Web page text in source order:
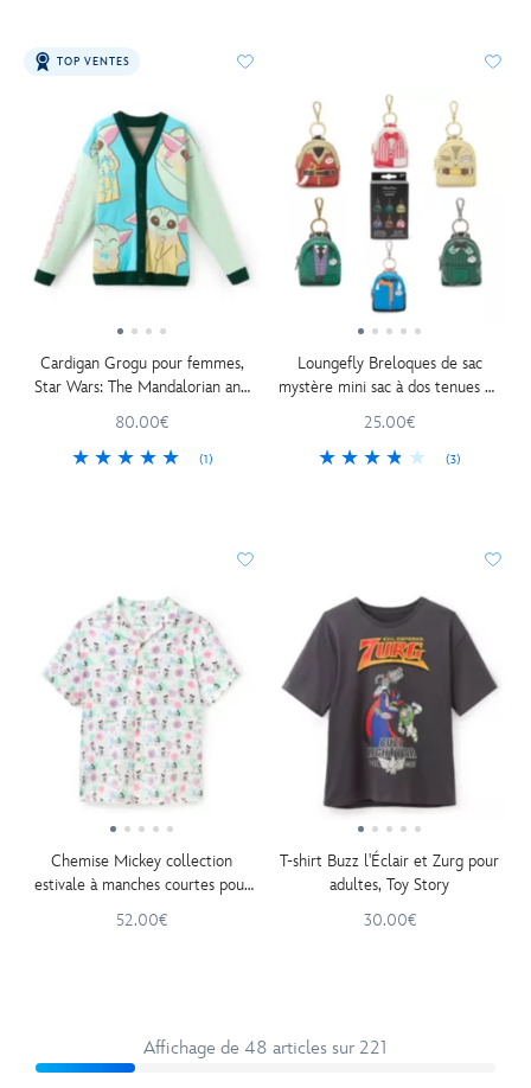
TOP VENTES
Cardigan Grogu pour femmes,
Star Wars: The Mandalorian and
80.00€
(1)
Loungefly Breloques de sac
mystère mini sac à dos tenues de
25.00€
(3)
Chemise Mickey collection
estivale à manches courtes pour
52.00€
T-shirt Buzz l'Éclair et Zurg pour
adultes, Toy Story
30.00€
Affichage de 48 articles sur 221